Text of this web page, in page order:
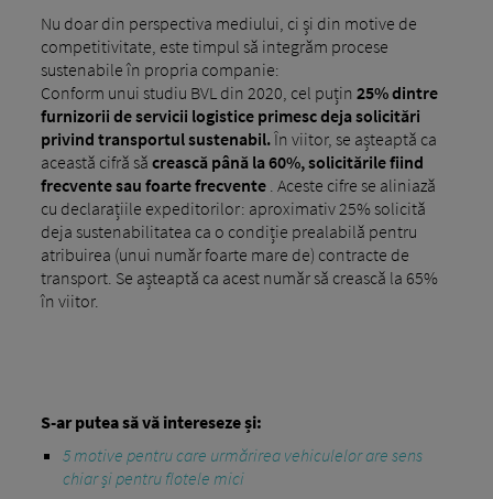
Nu doar din perspectiva mediului, ci și din motive de
competitivitate, este timpul să integrăm procese
sustenabile în propria companie:
Conform unui studiu BVL din 2020, cel puțin 25% dintre
furnizorii de servicii logistice primesc deja solicitări
privind transportul sustenabil.În viitor, se așteaptă ca
această cifră să crească până la 60%, solicitările fiind
frecvente sau foarte frecvente. Aceste cifre se aliniază
cu declarațiile expeditorilor: aproximativ 25% solicită
deja sustenabilitatea ca o condiție prealabilă pentru
atribuirea (unui număr foarte mare de) contracte de
transport. Se așteaptă ca acest număr să crească la 65%
în viitor.
S-ar putea să vă intereseze și:
5 motive pentru care urmărirea vehiculelor are sens
chiar și pentru flotele mici